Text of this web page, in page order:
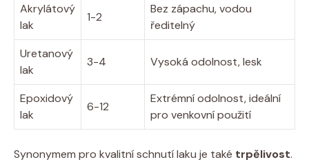
Akrylátový
lak
1-2
Bez zápachu, vodou
ředitelný
Uretanový
lak
3-4 Vysoká odolnost, lesk
Epoxidový
lak
6-12
Extrémní odolnost, ideální
pro venkovní použití
Synonymem pro kvalitní schnutí laku je také trpělivost.